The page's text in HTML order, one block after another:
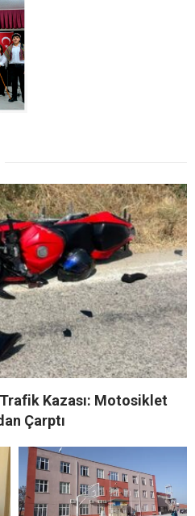
Kazası: Motosiklet
Çarptı